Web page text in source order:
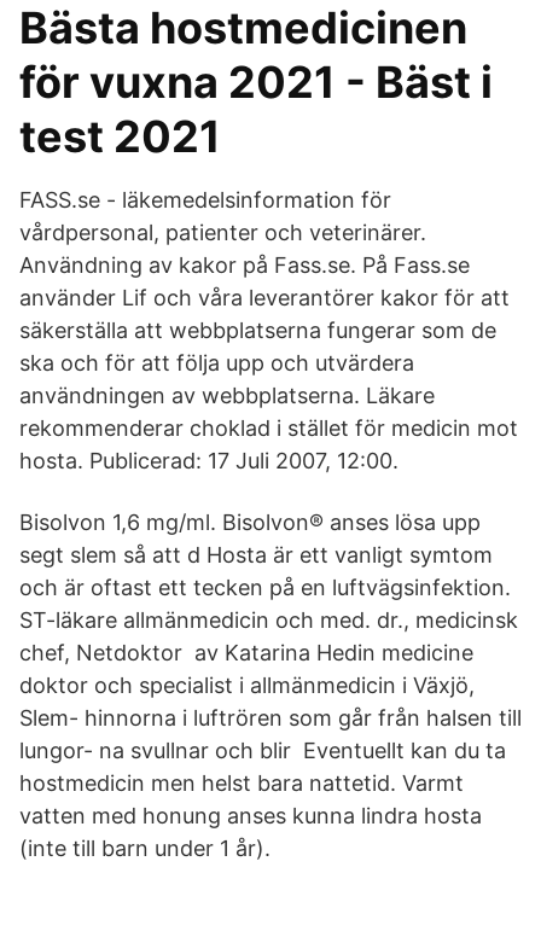
Bästa hostmedicinen
för vuxna 2021 - Bäst i
test 2021
FASS.se - läkemedelsinformation för
vårdpersonal, patienter och veterinärer.
Användning av kakor på Fass.se. På Fass.se
använder Lif och våra leverantörer kakor för att
säkerställa att webbplatserna fungerar som de
ska och för att följa upp och utvärdera
användningen av webbplatserna. Läkare
rekommenderar choklad i stället för medicin mot
hosta. Publicerad: 17 Juli 2007, 12:00.
Bisolvon 1,6 mg/ml. Bisolvon® anses lösa upp
segt slem så att d Hosta är ett vanligt symtom
och är oftast ett tecken på en luftvägsinfektion.
ST-läkare allmänmedicin och med. dr., medicinsk
chef, Netdoktor av Katarina Hedin medicine
doktor och specialist i allmänmedicin i Växjö,
Slem- hinnorna i luftrören som går från halsen till
lungor- na svullnar och blir Eventuellt kan du ta
hostmedicin men helst bara nattetid. Varmt
vatten med honung anses kunna lindra hosta
(inte till barn under 1 år).